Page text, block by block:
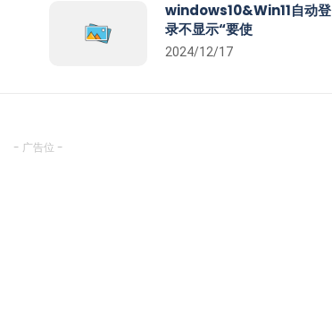
windows10&Win11自动登
录不显示“要使
2024/12/17
- 广告位 -